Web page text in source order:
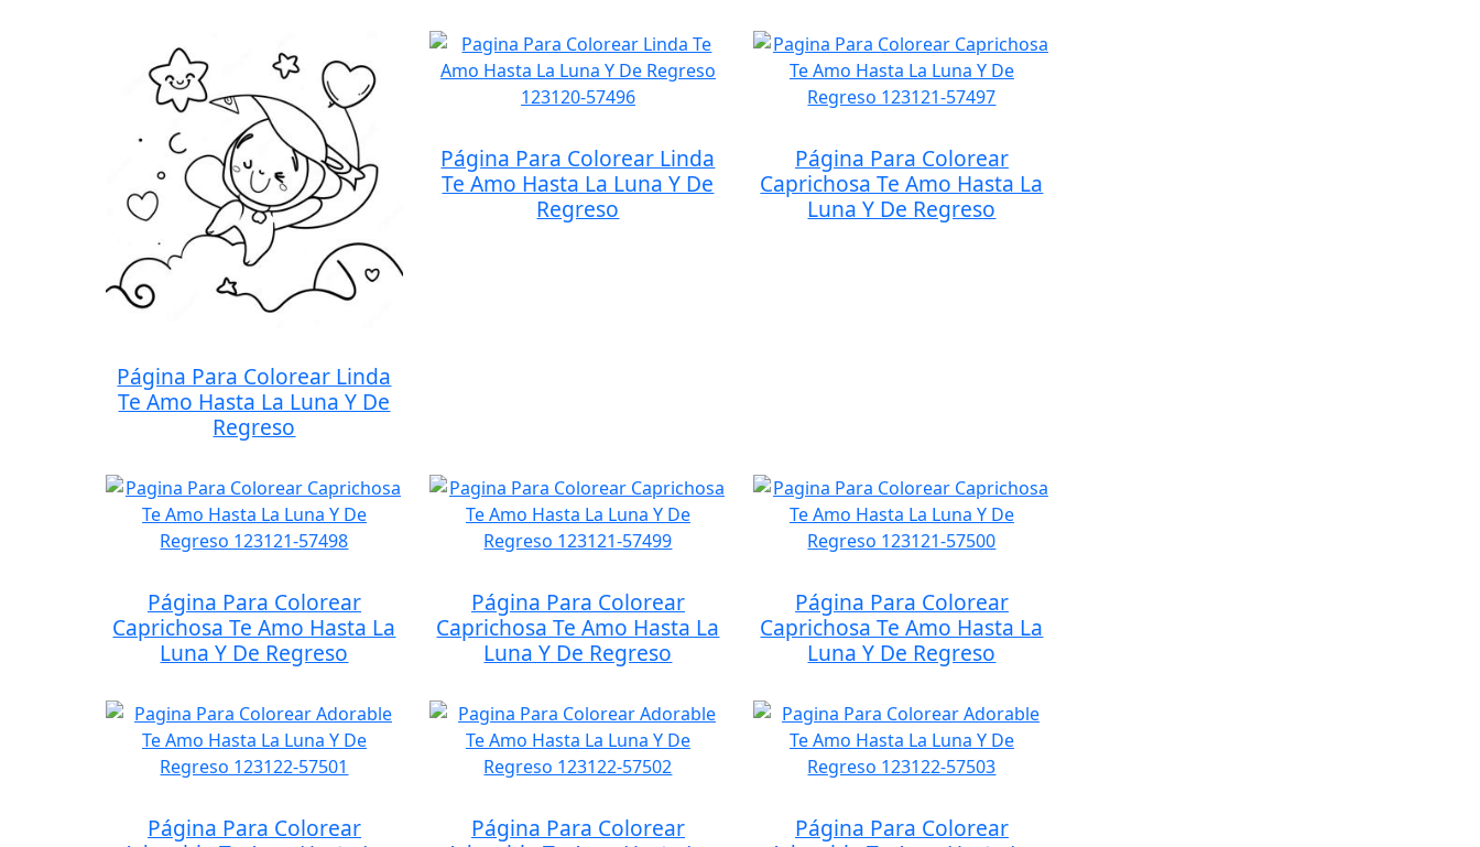
Página Para Colorear Linda
Te Amo Hasta La Luna Y De
Regreso
Página Para Colorear Linda
Te Amo Hasta La Luna Y De
Regreso
Página Para Colorear
Caprichosa Te Amo Hasta La
Luna Y De Regreso
Página Para Colorear
Caprichosa Te Amo Hasta La
Luna Y De Regreso
Página Para Colorear
Caprichosa Te Amo Hasta La
Luna Y De Regreso
Página Para Colorear
Caprichosa Te Amo Hasta La
Luna Y De Regreso
Página Para Colorear
Página Para Colorear
Página Para Colorear